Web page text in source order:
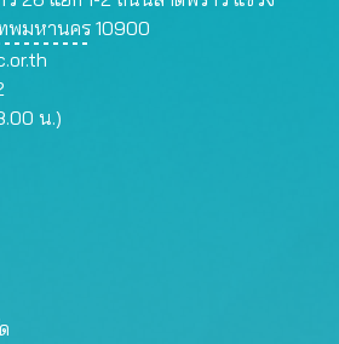
พมหานคร 10900
น.)